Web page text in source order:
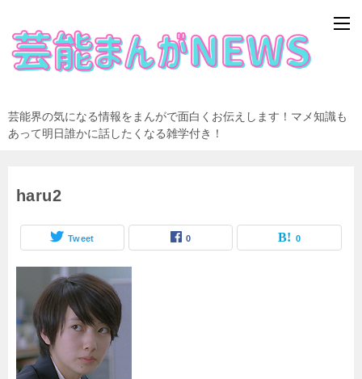
芸能界の気になる情報をまんがで面白くお伝えします！マメ知識も
あって明日誰かに話したくなる雑学付き！
haru2
Tweet 0 0